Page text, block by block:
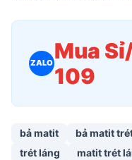
ZALO Mua
109
bả matit bả matit
trét láng
matit trét